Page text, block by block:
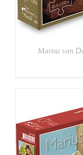
Marius van